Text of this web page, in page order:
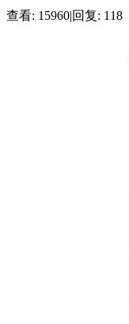
查看: 15960|回复: 118